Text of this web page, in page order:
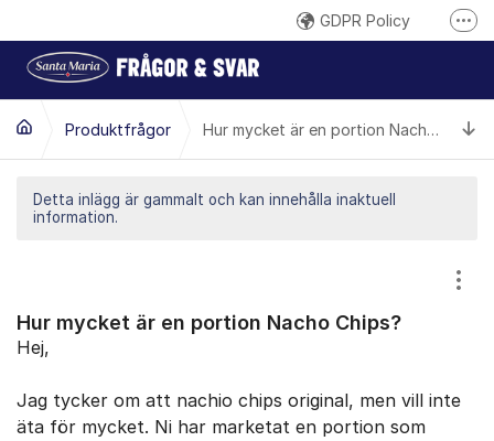
GDPR Policy
Här reklamerar du en produkt
Inspireras på santamaria.se
Gilla oss på Facebook
Produktfrågor Hur mycket är en portion Nacho Chips?
Detta inlägg är gammalt och kan innehålla inaktuell
information.
Hur mycket är en portion Nacho Chips?
Hej,
Jag tycker om att nachio chips original, men vill inte
äta för mycket. Ni har marketat en portion som